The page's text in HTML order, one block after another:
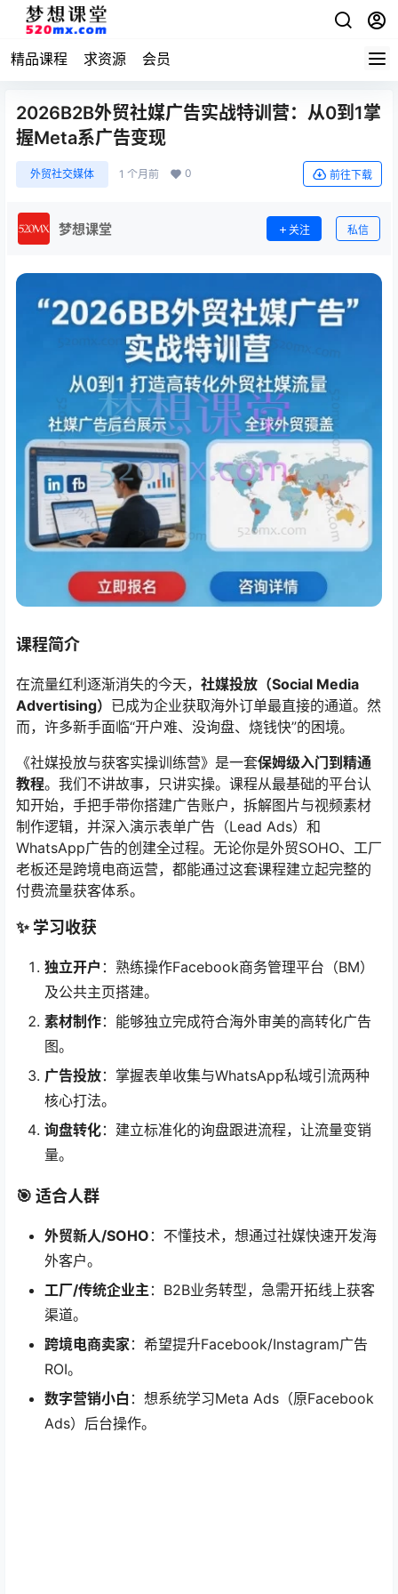
精品课程 求资源 会员
2026B2B外贸社媒广告实战特训营：从0到1掌
握Meta系广告变现
外贸社交媒体 1 个月前 0 前往下载
梦想课堂 关注 私信
课程简介
在流量红利逐渐消失的今天， 社媒投放（Social Media
Advertising） 已成为企业获取海外订单最直接的通道。然
而，许多新手面临“开户难、没询盘、烧钱快”的困境。
《社媒投放与获客实操训练营》是一套保姆级入门到精通
教程。我们不讲故事，只讲实操。课程从最基础的平台认
知开始，手把手带你搭建广告账户，拆解图片与视频素材
制作逻辑，并深入演示表单广告（Lead Ads）和
WhatsApp广告的创建全过程。无论你是外贸SOHO、工厂
老板还是跨境电商运营，都能通过这套课程建立起完整的
付费流量获客体系。
✨ 学习收获
独立开户 ：熟练操作Facebook商务管理平台（BM）
及公共主页搭建。
素材制作：能够独立完成符合海外审美的高转化广告
图。
广告投放：掌握表单收集与WhatsApp私域引流两种
核心打法。
询盘转化：建立标准化的询盘跟进流程，让流量变销
量。
🎯 适合人群
外贸新人/SOHO ：不懂技术，想通过社媒快速开发海
外客户。
工厂/传统企业主：B2B业务转型，急需开拓线上获客
渠道。
跨境电商卖家：希望提升Facebook/Instagram广告
ROI。
数字营销小白 ：想系统学习Meta Ads（原Facebook
Ads）后台操作。